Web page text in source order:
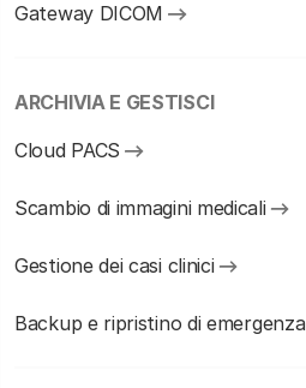
Gateway DICOM
ARCHIVIA E GESTISCI
Cloud PACS
Scambio di immagini medicali
Gestione dei casi clinici
Backup e ripristino di emergenza